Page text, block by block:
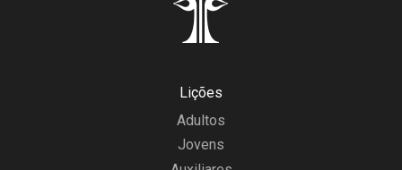
Lições
Adultos
Jovens